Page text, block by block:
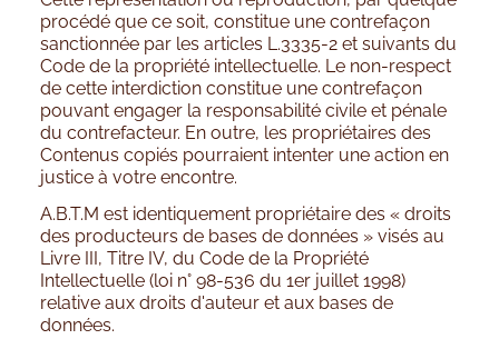
procédé que ce soit, constitue une contrefaçon
sanctionnée par les articles L.3335-2 et suivants du
Code de la propriété intellectuelle. Le non-respect
de cette interdiction constitue une contrefaçon
pouvant engager la responsabilité civile et pénale
du contrefacteur. En outre, les propriétaires des
Contenus copiés pourraient intenter une action en
justice à votre encontre.
A.B.T.M est identiquement propriétaire des « droits
des producteurs de bases de données » visés au
Livre III, Titre IV, du Code de la Propriété
Intellectuelle (loi n° 98-536 du 1er juillet 1998)
relative aux droits d'auteur et aux bases de
données.